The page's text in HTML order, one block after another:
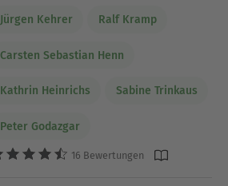
Jürgen Kehrer Ralf Kramp
Carsten Sebastian Henn
Kathrin Heinrichs Sabine Trinkaus
Peter Godazgar
16 Bewertungen